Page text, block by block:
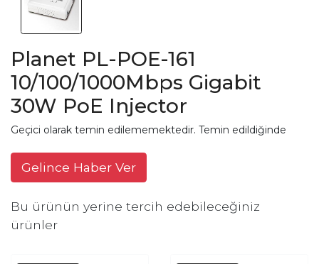
Planet PL-POE-161
10/100/1000Mbps Gigabit
30W PoE Injector
Geçici olarak temin edilememektedir. Temin edildiğinde
Gelince Haber Ver
Bu ürünün yerine tercih edebileceğiniz
ürünler